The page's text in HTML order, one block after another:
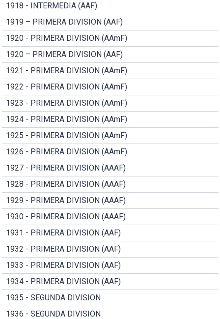
1918 - INTERMEDIA (AAF)
1919 – PRIMERA DIVISION (AAF)
1920 - PRIMERA DIVISION (AAmF)
1920 – PRIMERA DIVISION (AAF)
1921 - PRIMERA DIVISION (AAmF)
1922 - PRIMERA DIVISION (AAmF)
1923 - PRIMERA DIVISION (AAmF)
1924 - PRIMERA DIVISION (AAmF)
1925 - PRIMERA DIVISION (AAmF)
1926 - PRIMERA DIVISION (AAmF)
1927 - PRIMERA DIVISION (AAAF)
1928 - PRIMERA DIVISION (AAAF)
1929 - PRIMERA DIVISION (AAAF)
1930 - PRIMERA DIVISION (AAAF)
1931 - PRIMERA DIVISION (AAF)
1932 - PRIMERA DIVISION (AAF)
1933 - PRIMERA DIVISION (AAF)
1934 - PRIMERA DIVISION (AAF)
1935 - SEGUNDA DIVISION
1936 - SEGUNDA DIVISION